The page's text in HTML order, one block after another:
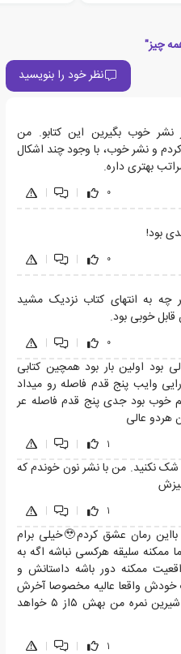
چیز"
نظر خود را بنویسید
نشر خوب بگیرین این کتابو. من
و نشر خوب، با وجود چند اشکال
بهتری داره.
0
بود!
0
به انتهای کتاب نزدیک مشید
خوبی بود.
0
بود اولین بار بود همچین کتابی
وایب پنج قدم فاصله رو میداد
خوب بود جدی پنج قدم فاصله عر
هردو عالی
1
|
|
نکنید. من با نشر نون خوندم که
1
سلام روز و شبتون به خیر من واقعا بااین رمان عشق کردم🥹خیلی برام
ممکنه سلیقه هرکسی نباشه اگه به
ممکنه دور باشه داستانش و
خودش واقعا عالیه مخصوصا آخرش
که برای من غیرمنتظره بود🫢هرچند شیرین نمره من بهش ۵از ۵ خواهد
1
|
|